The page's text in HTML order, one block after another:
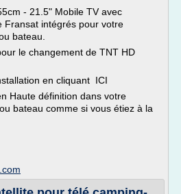
- 21.5" Mobile TV avec
intégrés pour votre
bateau.
le changement de TNT HD
en cliquant ICI
Haute définition dans votre
bateau comme si vous étiez à la